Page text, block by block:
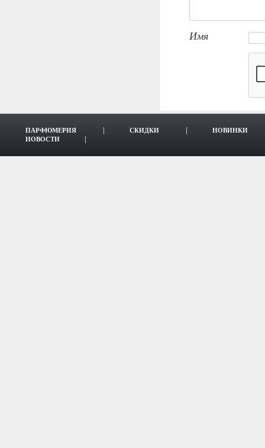
Имя
ПАРФЮМЕРИЯ СКИДКИ
НОВИНКИ
НОВОСТИ